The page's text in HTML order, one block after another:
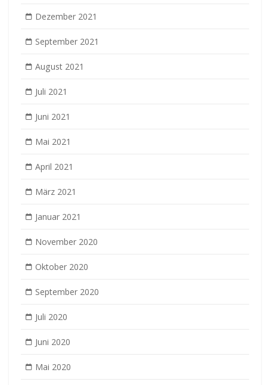
Dezember 2021
September 2021
August 2021
Juli 2021
Juni 2021
Mai 2021
April 2021
März 2021
Januar 2021
November 2020
Oktober 2020
September 2020
Juli 2020
Juni 2020
Mai 2020